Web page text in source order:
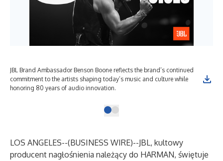
JBL Brand Ambassador Benson Boone reflects the brand’s continued
commitment to the artists shaping today’s music and culture while
honoring 80 years of audio innovation.
LOS ANGELES--(BUSINESS WIRE)--JBL, kultowy
producent nagłośnienia należący do HARMAN, świętuje